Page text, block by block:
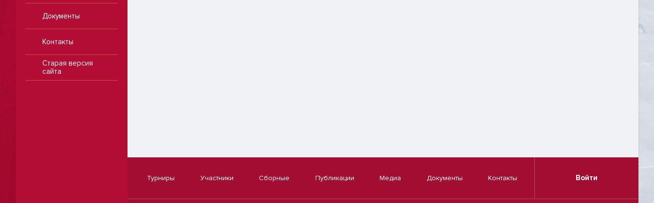
Документы
Контакты
Старая версия
сайта
Турниры Участники Сборные Публикации Медиа Документы Контакты Войти